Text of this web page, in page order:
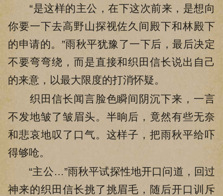
“是这样的主公，在下这次前来，是想向
你要一下去高野山探视佐久间殿下和林殿下
的申请的。”雨秋平犹豫了一下后，最后决定
不要弯弯绕，而是直接和织田信长说出自己
的来意，以最大限度的打消怀疑。
织田信长闻言脸色瞬间阴沉下来，一言
不发地皱了皱眉头。半晌后，竟然有些无奈
和悲哀地叹了口气。这样子，把雨秋平给吓
得够呛。
“主公…”雨秋平试探性地开口问道，回过
神来的织田信长挑了挑眉毛，随后开口训斥